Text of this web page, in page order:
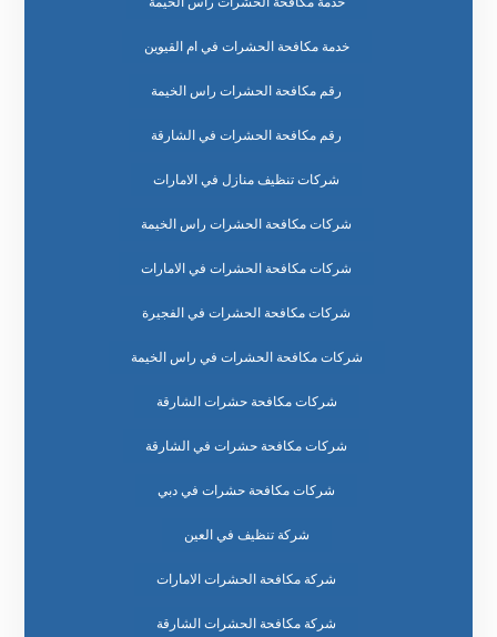
خدمة مكافحة الحشرات في ام القيوين
رقم مكافحة الحشرات راس الخيمة
رقم مكافحة الحشرات في الشارقة
شركات تنظيف منازل في الامارات
شركات مكافحة الحشرات راس الخيمة
شركات مكافحة الحشرات في الامارات
شركات مكافحة الحشرات في الفجيرة
شركات مكافحة الحشرات في راس الخيمة
شركات مكافحة حشرات الشارقة
شركات مكافحة حشرات في الشارقة
شركات مكافحة حشرات في دبي
شركة تنظيف في العين
شركة مكافحة الحشرات الامارات
شركة مكافحة الحشرات الشارقة